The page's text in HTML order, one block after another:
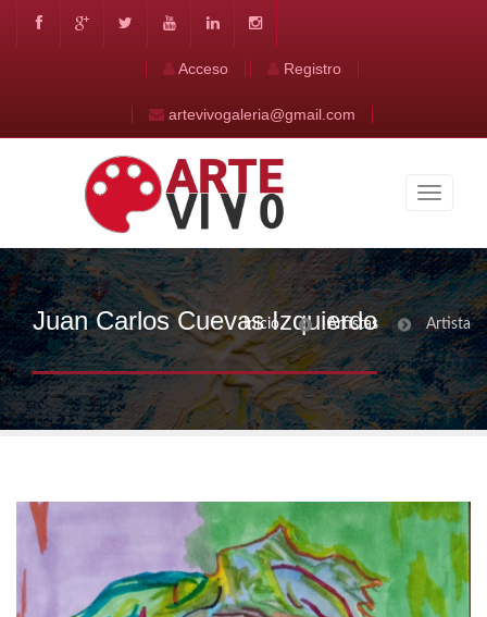
Acceso Registro
artevivogaleria@gmail.com
Juan Carlos Cuevas Izquierdo
Inicio Artistas Artista